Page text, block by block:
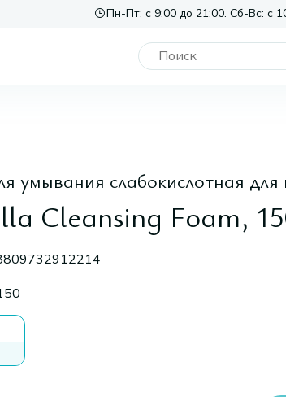
Пн-Пт: с 9:00 до 21:00. Сб-Вс: с
умывания слабокислотная
Cleansing Foam,